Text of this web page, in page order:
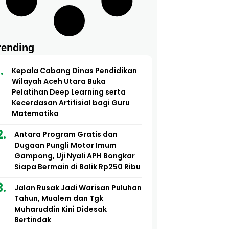
Kepala Cabang Dinas Pendidikan
Wilayah Aceh Utara Buka
Pelatihan Deep Learning serta
Kecerdasan Artifisial bagi Guru
Matematika
Antara Program Gratis dan
Dugaan Pungli Motor Imum
Gampong, Uji Nyali APH Bongkar
Siapa Bermain di Balik Rp250 Ribu
Jalan Rusak Jadi Warisan Puluhan
Tahun, Mualem dan Tgk
Muharuddin Kini Didesak
Bertindak